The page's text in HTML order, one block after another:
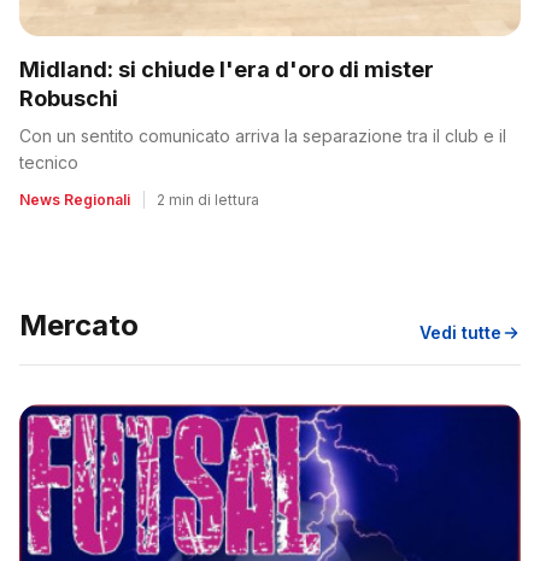
Midland: si chiude l'era d'oro di mister
Robuschi
Con un sentito comunicato arriva la separazione tra il club e il
tecnico
News Regionali 2 min di lettura
Mercato Vedi tutte